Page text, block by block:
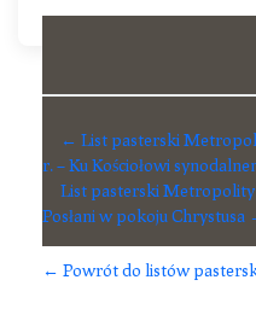
← List pasterski
r. – Ku Kościołowi
List pasterski Metropolity
Posłani w pokoju Chrystusa
← Powrót do listów